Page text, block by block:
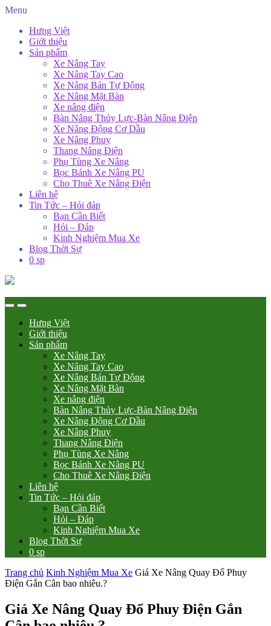
Menu
Hưng Việt
Giới thiệu
Sản phẩm
Xe Nâng Tay
Xe Nâng Tay Cao
Xe Nâng Bán Tự Động
Xe Nâng Mặt Bàn
Xe nâng điện
Bàn Nâng Thủy Lực-Bàn Nâng Điện
Xe Nâng Động Cơ Dầu
Xe Nâng Phuy
Thang Nâng Điện
Phụ Tùng Xe Nâng
Bọc Bánh Xe Nâng PU
Cho Thuê Xe Nâng Điện
Liên hệ
Tin Tức – Hỏi đáp
Bạn Cần Biết
Hỏi – Đáp
Kinh Nghiệm Mua Xe
Blog Thời Sự
0 sp
Hưng Việt
Giới thiệu
Sản phẩm
Xe Nâng Tay
Xe Nâng Tay Cao
Xe Nâng Bán Tự Động
Xe Nâng Mặt Bàn
Xe nâng điện
Bàn Nâng Thủy Lực-Bàn Nâng Điện
Xe Nâng Động Cơ Dầu
Xe Nâng Phuy
Thang Nâng Điện
Phụ Tùng Xe Nâng
Bọc Bánh Xe Nâng PU
Cho Thuê Xe Nâng Điện
Liên hệ
Tin Tức – Hỏi đáp
Bạn Cần Biết
Hỏi – Đáp
Kinh Nghiệm Mua Xe
Blog Thời Sự
0 sp
Trang chủ Kinh Nghiệm Mua Xe Giá Xe Nâng Quay Đổ Phuy
Điện Gắn Cân bao nhiêu.?
Giá Xe Nâng Quay Đổ Phuy Điện Gắn